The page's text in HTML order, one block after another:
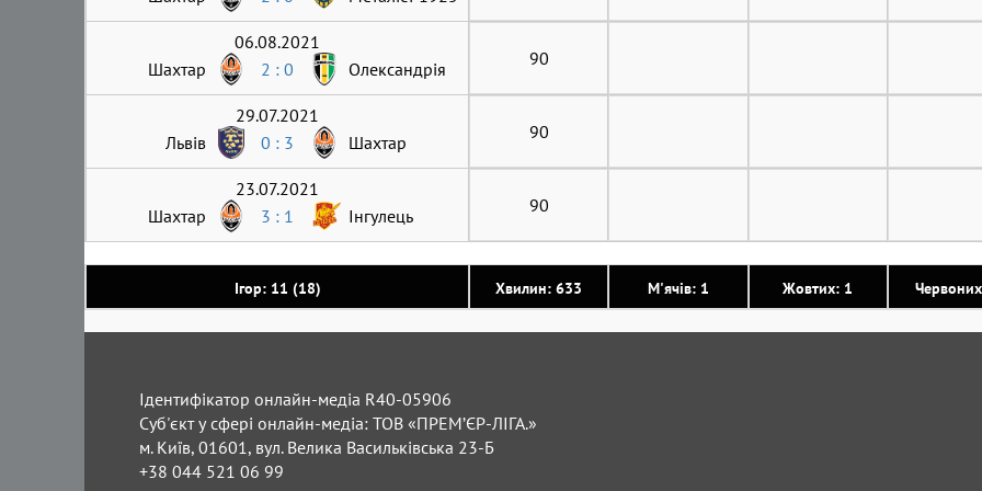
Ігор: 11 (18) Хвилин: 633 М'ячів: 1 Жовтих: 1
06.08.2021
Шахтар
2 : 0 Олександрія 90
29.07.2021
Львів
0 : 3 Шахтар 90
23.07.2021
Шахтар
3 : 1 Інгулець 90
Ідентифікатор онлайн-медіа R40-05906
Суб'єкт у сфері онлайн-медіа: ТОВ «ПРЕМ’ЄР-ЛІГА.»
м. Київ, 01601, вул. Велика Васильківська 23-Б
+38 044 521 06 99